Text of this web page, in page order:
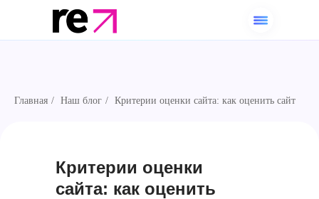
Главная / Наш блог / Критерии оценки сайта: как оценить сайт
Критерии оценки
сайта: как оценить